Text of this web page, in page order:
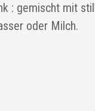
: gemischt mit
oder Milch.